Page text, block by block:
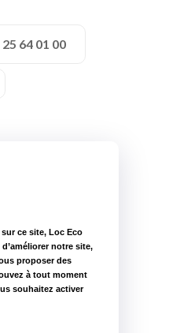
64 01 00
ce site, Loc Eco
notre site,
proposer des
à tout moment
souhaitez activer